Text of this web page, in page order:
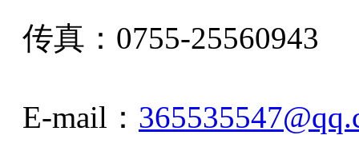
传真：0755-25560943
E-mail：